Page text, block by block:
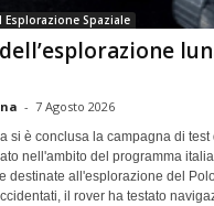
Spaziale
- 7 Agosto 2026
si è conclusa la campagna di
nell'ambito del programma
destinate all'esplorazione del
il rover ha testato